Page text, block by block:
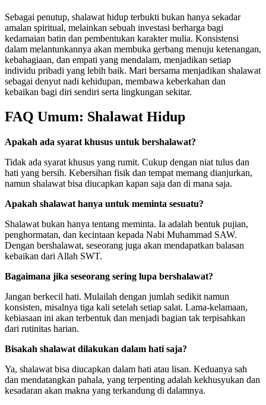
Sebagai penutup, shalawat hidup terbukti bukan hanya sekadar
amalan spiritual, melainkan sebuah investasi berharga bagi
kedamaian batin dan pembentukan karakter mulia. Konsistensi
dalam melantunkannya akan membuka gerbang menuju ketenangan,
kebahagiaan, dan empati yang mendalam, menjadikan setiap
individu pribadi yang lebih baik. Mari bersama menjadikan shalawat
sebagai denyut nadi kehidupan, membawa keberkahan dan
kebaikan bagi diri sendiri serta lingkungan sekitar.
FAQ Umum: Shalawat Hidup
Apakah ada syarat khusus untuk bershalawat?
Tidak ada syarat khusus yang rumit. Cukup dengan niat tulus dan
hati yang bersih. Kebersihan fisik dan tempat memang dianjurkan,
namun shalawat bisa diucapkan kapan saja dan di mana saja.
Apakah shalawat hanya untuk meminta sesuatu?
Shalawat bukan hanya tentang meminta. Ia adalah bentuk pujian,
penghormatan, dan kecintaan kepada Nabi Muhammad SAW.
Dengan bershalawat, seseorang juga akan mendapatkan balasan
kebaikan dari Allah SWT.
Bagaimana jika seseorang sering lupa bershalawat?
Jangan berkecil hati. Mulailah dengan jumlah sedikit namun
konsisten, misalnya tiga kali setelah setiap salat. Lama-kelamaan,
kebiasaan ini akan terbentuk dan menjadi bagian tak terpisahkan
dari rutinitas harian.
Bisakah shalawat dilakukan dalam hati saja?
Ya, shalawat bisa diucapkan dalam hati atau lisan. Keduanya sah
dan mendatangkan pahala, yang terpenting adalah kekhusyukan dan
kesadaran akan makna yang terkandung di dalamnya.